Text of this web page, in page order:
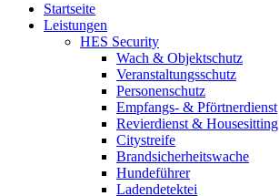
Startseite
Leistungen
HES Security
Wach & Objektschutz
Veranstaltungsschutz
Personenschutz
Empfangs- & Pförtnerdienst
Revierdienst & Housesitting
Citystreife
Brandsicherheitswache
Hundeführer
Ladendetektei